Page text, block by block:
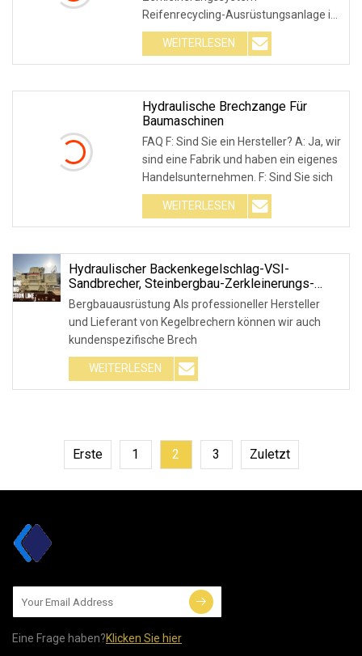
Reifenrecycling-Ausrüstungsanlage in
Europa Vollautomatisches
Gesamtreifen-R
WEITERLESEN
Hydraulische Brechzange Für
Baumaschinen
FAQ F: Sind Sie ein Hersteller? A: Ja, wir
sind eine Fabrik und haben ein eigenes
Handelsunternehmen. F: Sind Sie sich
WEITERLESEN
Hydraulischer Backenkegelschlag-VSI-
Sandbrecher, Steinbergbau-Zerkleinerungs-
Waschausrüstung Für Die Herstellung Und Das
Mahlen Von
Steinbrüchen/Zuschlagstoffen/Kalkstein/Basalt
Bergbauausrüstung Als professioneller Hersteller
und Lieferant von Kegelbrechern können wir auch
kundenspezifische Brech
WEITERLESEN
Erste 1 2 3 Zuletzt
Eine Frage haben?Klicken Sie hier